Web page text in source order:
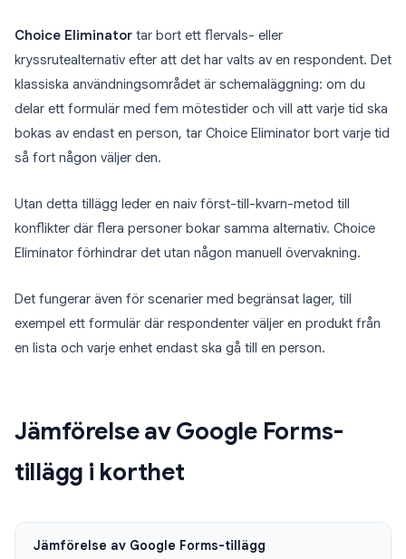
Choice Eliminator tar bort ett flervals- eller
kryssrutealternativ efter att det har valts av en respondent. Det
klassiska användningsområdet är schemaläggning: om du
delar ett formulär med fem mötestider och vill att varje tid ska
bokas av endast en person, tar Choice Eliminator bort varje tid
så fort någon väljer den.
Utan detta tillägg leder en naiv först-till-kvarn-metod till
konflikter där flera personer bokar samma alternativ. Choice
Eliminator förhindrar det utan någon manuell övervakning.
Det fungerar även för scenarier med begränsat lager, till
exempel ett formulär där respondenter väljer en produkt från
en lista och varje enhet endast ska gå till en person.
Jämförelse av Google Forms-
tillägg i korthet
Jämförelse av Google Forms-tillägg